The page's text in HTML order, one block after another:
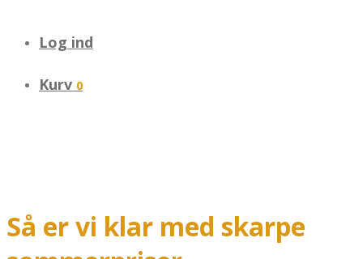
Log ind
Kurv 0
Så er vi klar med skarpe